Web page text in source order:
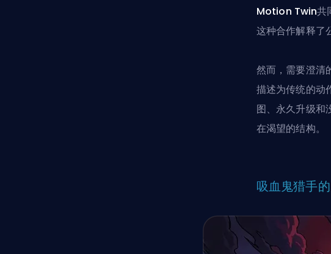
Motion Twin共
这种合作解释了
然而，需要澄清
描述为传统的
图、永久升级和
在渴望的结构。
吸血鬼猎手